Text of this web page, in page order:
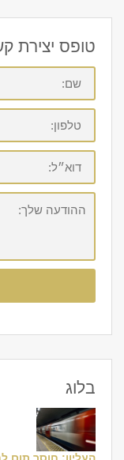
טופס יצירת
שם:
טלפון:
דוא״ל:
ההודעה
שלך:
בלוג
העליון: חוסר תום